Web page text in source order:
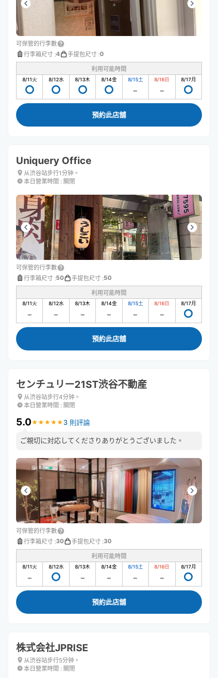
可保管的行李數
行李箱尺寸 :4 手提包尺寸 :0
利用可能時間
8/11火 8/12水 8/13木 8/14金 8/15土 8/16日 8/17月
預約此店舖
Uniquery Office
从渋谷站步行1分钟。
本日營業時間 : 關閉
可保管的行李數
行李箱尺寸 :50 手提包尺寸 :50
利用可能時間
8/11火 8/12水 8/13木 8/14金 8/15土 8/16日 8/17月
預約此店舖
センチュリー21ST渋谷不動産
从渋谷站步行4分钟。
本日營業時間 : 關閉
5.0★ ★ ★ ★ ★
★ ★ ★ ★ ★ 3 則評論
ご親切に対応してくださりありがとうございました。
可保管的行李數
行李箱尺寸 :30 手提包尺寸 :30
利用可能時間
8/11火 8/12水 8/13木 8/14金 8/15土 8/16日 8/17月
預約此店舖
株式会社JPRISE
从渋谷站步行5分钟。
本日營業時間 : 關閉